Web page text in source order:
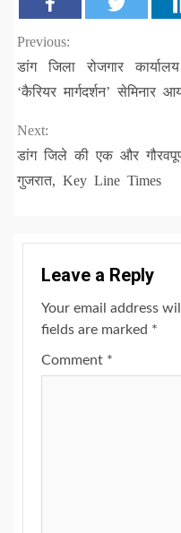
Continue
Reading
Previous:
डांग जिला रोजगार
‘कैरियर मार्गदर्शन’ सेमिनार
Next:
डांग जिले की एक और
गुजरात, Key Line Times
Leave a Reply
Your email address
fields are marked *
Comment *